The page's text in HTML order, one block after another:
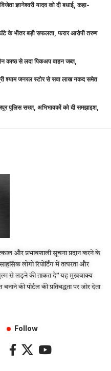
ज्ञानेश्वरी यादव को दी बधाई, कहा-
घंटे के भीतर बड़ी सफलता, फरार आरोपी तरुण
काष्ठ से लदा पिकअप वाहन जब्त,
श्याम जनरल स्टोर से सवा लाख नकद समेत
पुलिस सख्त, अभिभावकों को दी समझाइश,
और प्रभावशाली सूचना प्रदान करने के
लोगो रिपोर्टिंग में तत्परता और
से लड़ने की ताकत दे” यह मुखवाक्य
की पोर्टल की प्रतिबद्धता पर जोर देता
Follow